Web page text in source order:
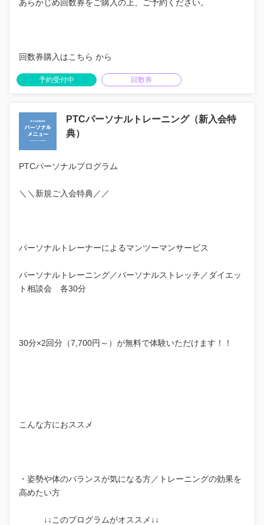
あらかじめ回数券をご購入の上、ご予約ください。
回数券購入はこちら から
予約受付中 回数券
PTCパーソナルトレーニング（新入会特
典）
PTCパーソナルプログラム
＼＼新規ご入会特典／／
パーソナルトレーナーによるマンツーマンサービス
パーソナルトレーニング／パーソナルストレッチ／ダイエッ
ト相談会 各30分
30分×2回分（7,700円～）が無料で体験いただけます！！
こんな方におススメ
・姿勢や体のバランスが気になる方／トレーニングの効果を
高めたい方
↓↓このプログラムがオススメ↓↓